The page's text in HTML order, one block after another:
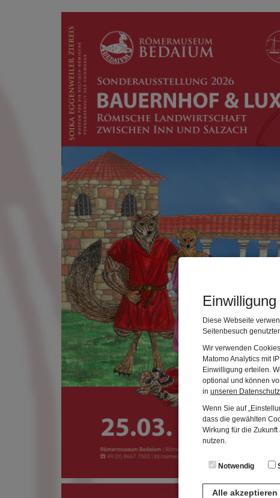
Diese Webseite
Seitenbesuch
Wir verwenden
Matomo Analytics mit
Einwilligung erteilen.
optional und können
in unseren
Wenn Sie auf
dass die gewählten
Wirkung für die
nutzen.
Notwendig
Alle akzeptieren